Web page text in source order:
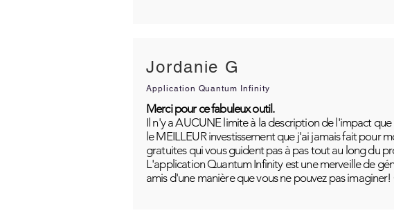
Jordanie G
Application Quantum Infinity
Merci pour ce fabuleux outil.
Il n'y a AUCUNE limite à la description de l'impact
le MEILLEUR investissement que j'ai jamais fait pour
gratuites qui vous guident pas à pas tout au long du
L'application Quantum Infinity est une merveille de
amis d'une manière que vous ne pouvez pas